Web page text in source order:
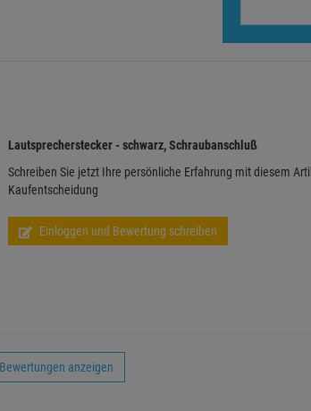
Lautsprecherstecker - schwarz, Schraubanschluß
Schreiben Sie jetzt Ihre persönliche Erfahrung mit diesem
Kaufentscheidung
Einloggen und Bewertung schreiben
anzeigen